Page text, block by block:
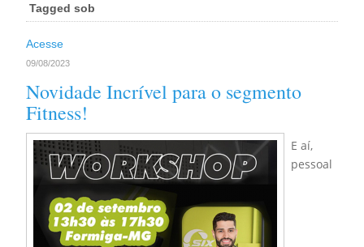
Tagged sob
Acesse
09/08/2023
Novidade Incrível para o segmento
Fitness!
E aí,
pessoal